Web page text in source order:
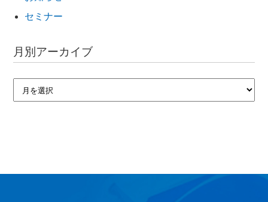
セミナー
月別アーカイブ